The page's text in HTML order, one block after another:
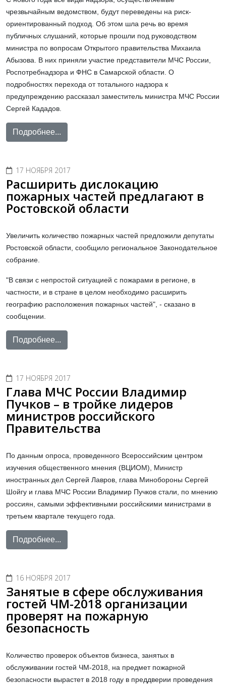
чрезвычайным ведомством, будут переведены на риск-
ориентированный подход. Об этом шла речь во время
публичных слушаний, которые прошли под руководством
министра по вопросам Открытого правительства Михаила
Абызова. В них приняли участие представители МЧС России,
Роспотребнадзора и ФНС в Самарской области. О
подробностях перехода от тотального надзора к
предупреждению рассказал заместитель министра МЧС России
Сергей Кададов.
Подробнее...
17 НОЯБРЯ 2017
Расширить дислокацию
пожарных частей предлагают в
Ростовской области
Увеличить количество пожарных частей предложили депутаты
Ростовской области, сообщило региональное Законодательное
собрание.
"В связи с непростой ситуацией с пожарами в регионе, в
частности, и в стране в целом необходимо расширить
географию расположения пожарных частей", - сказано в
сообщении.
Подробнее...
17 НОЯБРЯ 2017
Глава МЧС России Владимир
Пучков – в тройке лидеров
министров российского
Правительства
По данным опроса, проведенного Всероссийским центром
изучения общественного мнения (ВЦИОМ), Министр
иностранных дел Сергей Лавров, глава Минобороны Сергей
Шойгу и глава МЧС России Владимир Пучков стали, по мнению
россиян, самыми эффективными российскими министрами в
третьем квартале текущего года.
Подробнее...
16 НОЯБРЯ 2017
Занятые в сфере обслуживания
гостей ЧМ-2018 организации
проверят на пожарную
безопасность
Количество проверок объектов бизнеса, занятых в
обслуживании гостей ЧМ-2018, на предмет пожарной
безопасности вырастет в 2018 году в преддверии проведения